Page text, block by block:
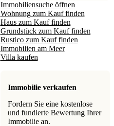
Immobiliensuche öffnen
Wohnung zum Kauf finden
Haus zum Kauf finden
Grundstück zum Kauf finden
Rustico zum Kauf finden
Immobilien am Meer
Villa kaufen
Immobilie verkaufen
Fordern Sie eine kostenlose
und fundierte Bewertung Ihrer
Immobilie an.